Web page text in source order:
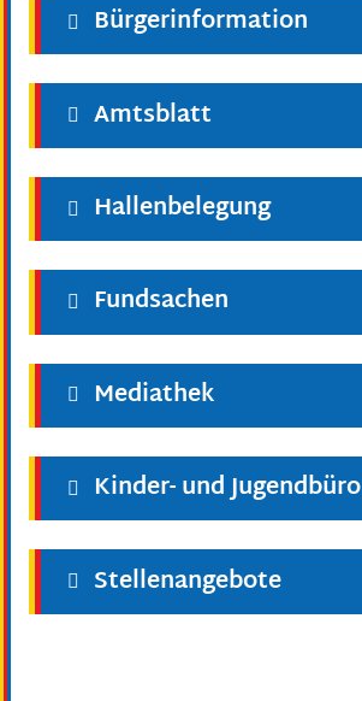
Bürgerinformation
Amtsblatt
Hallenbelegung
Fundsachen
Mediathek
Kinder- und Jugendbüro
Stellenangebote